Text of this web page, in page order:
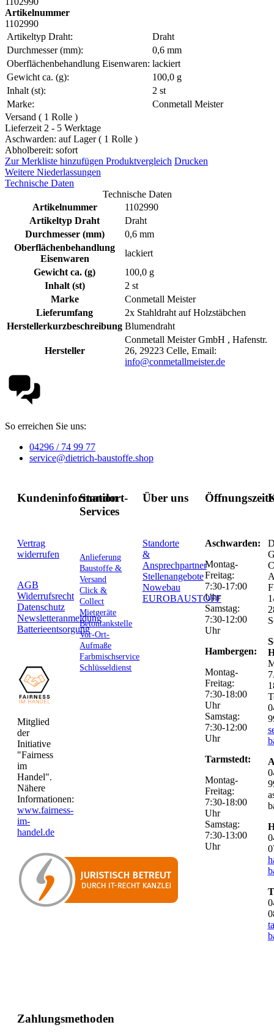
Artikelnummer
1102990
Artikeltyp Draht:
Draht
Durchmesser (mm):
0,6 mm
Oberflächenbehandlung Eisenwaren: lackiert
Gewicht ca. (g):
100,0 g
Inhalt (st):
2 st
Marke:
Conmetall Meister
Versand ( 1 Rolle )
Lieferzeit 2 - 5 Werktage
Aschwarden: auf Lager ( 1 Rolle )
Abholbereit: sofort
Zur Merkliste hinzufügen Produktvergleich Drucken
Weitere Niederlassungen
Technische Daten
Technische Daten
Artikelnummer
1102990
Artikeltyp Draht
Draht
Durchmesser (mm)
0,6 mm
Oberflächenbehandlung
Eisenwaren
lackiert
Gewicht ca. (g)
100,0 g
Inhalt (st)
2 st
Marke
Conmetall Meister
Lieferumfang
2x Stahldraht auf Holzstäbchen
Herstellerkurzbeschreibung Blumendraht
Hersteller
Conmetall Meister GmbH , Hafenstr.
26, 29223 Celle, Email:
info@conmetallmeister.de
So erreichen Sie uns:
04296 / 74 99 77
service@dietrich-baustoffe.shop
Kundeninformation
Vertrag
widerrufen
AGB
Widerrufsrecht
Datenschutz
Newsletteranmeldung
Batterieentsorgung
Mitglied
der
Initiative
"Fairness
im
Handel".
Nähere
Informationen:
www.fairness-
im-
handel.de
Standort-
Services
Anlieferung
Baustoffe &
Versand
Click &
Collect
Mietgeräte
Betontankstelle
Vor-Ort-
Aufmaße
Farbmischservice
Schlüsseldienst
Über uns
Standorte
&
Ansprechpartner
Stellenangebote
Nowebau
EUROBAUSTOFF
Aschwarden:
Montag-
Freitag:
7:30-17:00
Uhr
Samstag:
7:30-12:00
Uhr
Hambergen:
Montag-
Freitag:
7:30-18:00
Uhr
Samstag:
7:30-12:00
Uhr
Tarmstedt:
Montag-
Freitag:
7:30-18:00
Uhr
Samstag:
7:30-13:00
Uhr
Zahlungsmethoden